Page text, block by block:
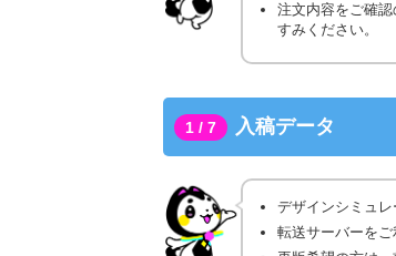
注文内容をご確
すみください。
1 / 7 入稿データ
デザインシミュ
転送サーバーをご